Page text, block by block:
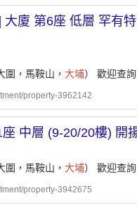
廈 第6座 低層 罕有
圍，馬鞍山， 大埔） 歡迎查
property-3962142
中層 (9-20/20樓) 開
圍，馬鞍山， 大埔） 歡迎查
property-3942675